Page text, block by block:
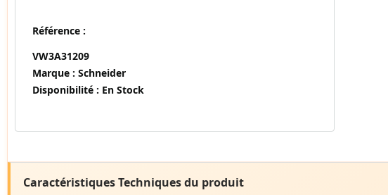
Référence :
VW3A31209
Marque : Schneider
Disponibilité : En Stock
Caractéristiques Techniques du produit